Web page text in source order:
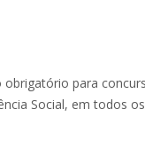
obrigatório para
Social, em todos os